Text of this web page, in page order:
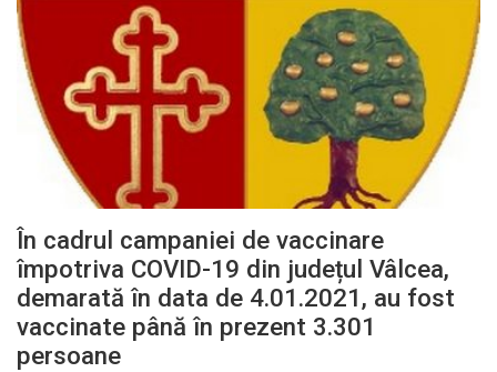
În cadrul campaniei de vaccinare
împotriva COVID-19 din județul Vâlcea,
demarată în data de 4.01.2021, au fost
vaccinate până în prezent 3.301
persoane